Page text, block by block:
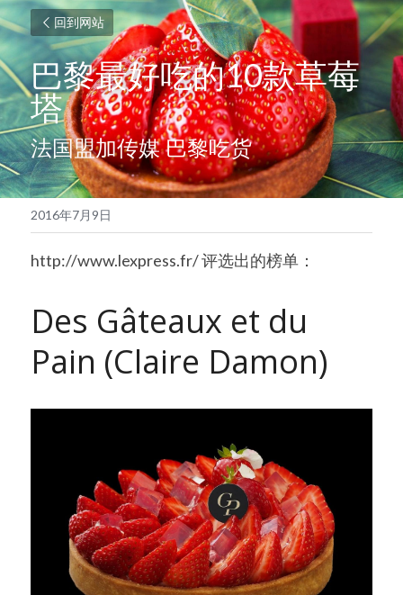
回到网站
巴黎最好吃的10款草莓
塔
法国盟加传媒 巴黎吃货
2016年7月9日
http://www.lexpress.fr/ 评选出的榜单：
Des Gâteaux et du
Pain (Claire Damon)